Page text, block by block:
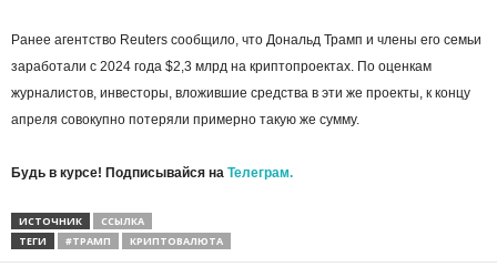
Ранее агентство Reuters сообщило, что Дональд Трамп и члены его семьи
заработали с 2024 года $2,3 млрд на криптопроектах. По оценкам
журналистов, инвесторы, вложившие средства в эти же проекты, к концу
апреля совокупно потеряли примерно такую же сумму.
Будь в курсе! Подписывайся на Телеграм.
ИСТОЧНИК
ССЫЛКА
ТЕГИ
#ТРАМП КРИПТОВАЛЮТА